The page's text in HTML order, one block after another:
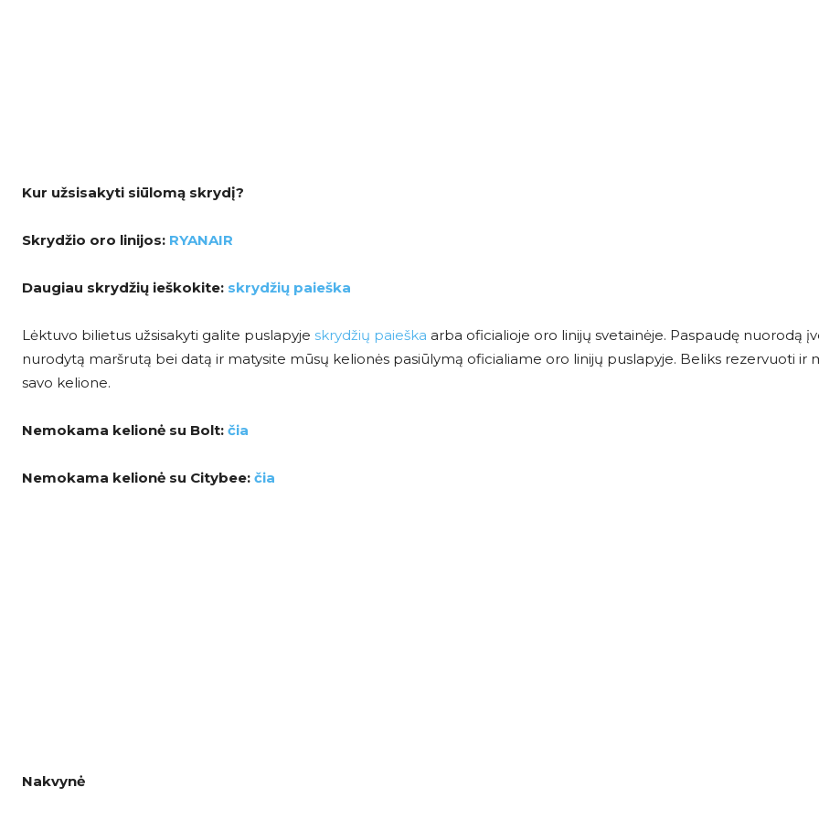
Kur užsisakyti siūlomą skrydį?
Skrydžio oro linijos: RYANAIR
Daugiau skrydžių ieškokite: skrydžių paieška
Lėktuvo bilietus užsisakyti galite puslapyje skrydžių paieška arba oficialioje oro linijų svetainėje. Paspaudę nuorodą
nurodytą maršrutą bei datą ir matysite mūsų kelionės pasiūlymą oficialiame oro linijų puslapyje. Beliks rezervuoti ir
savo kelione.
Nemokama kelionė su Bolt: čia
Nemokama kelionė su Citybee: čia
Nakvynė